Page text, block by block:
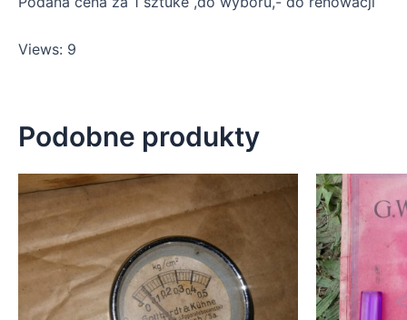
Views: 9
Podobne produkty